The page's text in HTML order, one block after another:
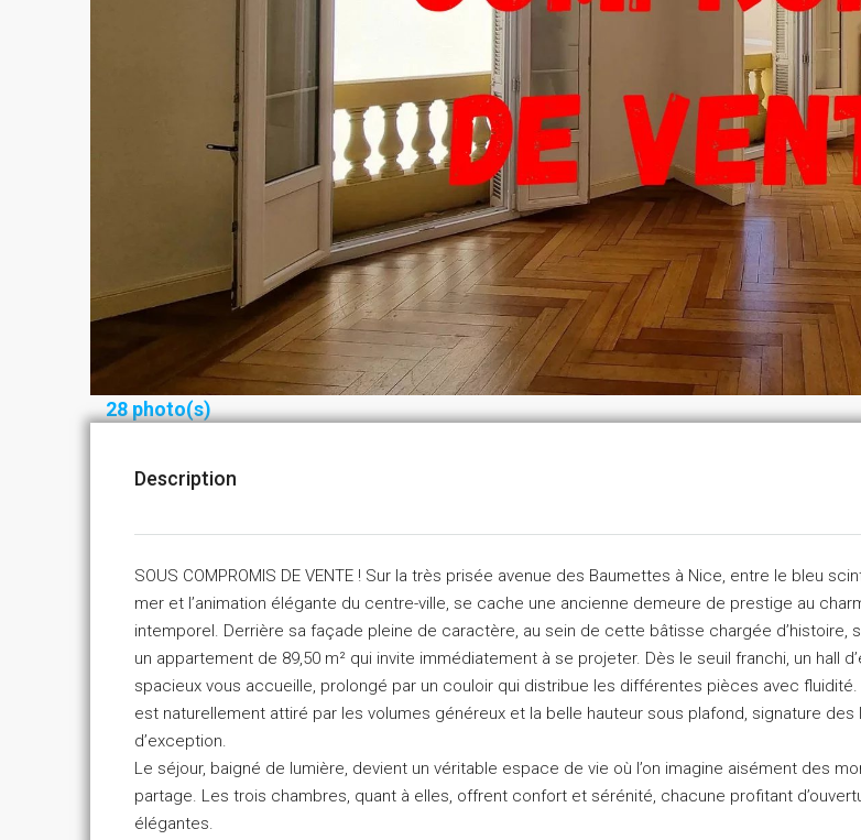
28 photo(s)
Description
SOUS COMPROMIS DE VENTE ! Sur la très prisée avenue des Baumettes à Nice, entre le bleu
mer et l’animation élégante du centre-ville, se cache une ancienne demeure de prestige au
intemporel. Derrière sa façade pleine de caractère, au sein de cette bâtisse chargée d’histoire,
un appartement de 89,50 m² qui invite immédiatement à se projeter. Dès le seuil franchi, un hall
spacieux vous accueille, prolongé par un couloir qui distribue les différentes pièces avec
est naturellement attiré par les volumes généreux et la belle hauteur sous plafond, signature des
d’exception.
Le séjour, baigné de lumière, devient un véritable espace de vie où l’on imagine aisément des
partage. Les trois chambres, quant à elles, offrent confort et sérénité, chacune profitant
élégantes.